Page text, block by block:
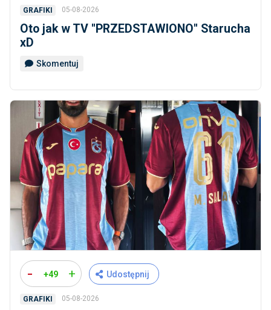
GRAFIKI 05-08-2026
Oto jak w TV ''PRZEDSTAWIONO'' Starucha
xD
Skomentuj
- +49 + Udostępnij
GRAFIKI 05-08-2026